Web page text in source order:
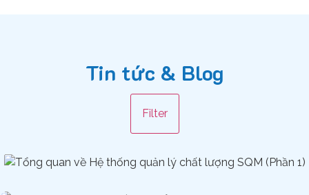
Tin tức & Blog
Filter
Tổng Quan Về Hệ Thống Quản Lý Chất Lượng